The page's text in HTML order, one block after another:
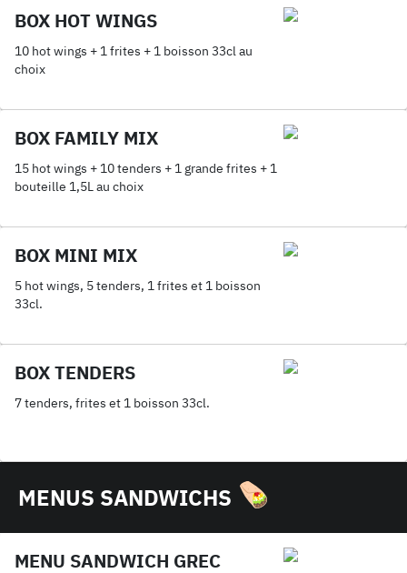
BOX HOT WINGS
10 hot wings + 1 frites + 1 boisson 33cl au
choix
BOX FAMILY MIX
15 hot wings + 10 tenders + 1 grande frites + 1
bouteille 1,5L au choix
BOX MINI MIX
5 hot wings, 5 tenders, 1 frites et 1 boisson
33cl.
BOX TENDERS
7 tenders, frites et 1 boisson 33cl.
MENUS SANDWICHS
MENU SANDWICH GREC